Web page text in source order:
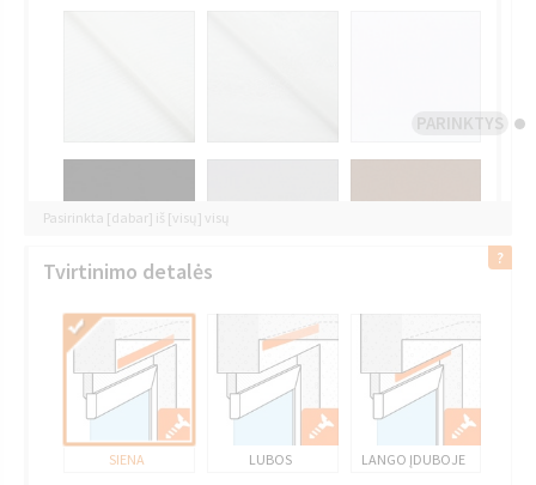
PARINKTYS
Pasirinkta [dabar] iš [visų] visų
Tvirtinimo detalės
SIENA LUBOS LANGO ĮDUBOJE